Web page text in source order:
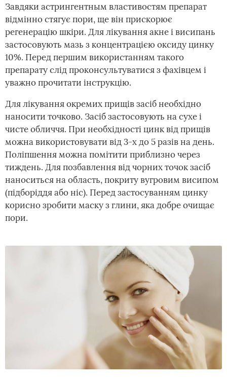
Завдяки астрингентным властивостям препарат
відмінно стягує пори, ще він прискорює
регенерацію шкіри. Для лікування акне і висипань
застосовують мазь з концентрацією оксиду цинку
10%. Перед першим використанням такого
препарату слід проконсультуватися з фахівцем і
уважно прочитати інструкцію.
Для лікування окремих прищів засіб необхідно
наносити точково. Засіб застосовують на сухе і
чисте обличчя. При необхідності цинк від прищів
можна використовувати від 3-х до 5 разів на день.
Поліпшення можна помітити приблизно через
тиждень. Для позбавлення від чорних точок засіб
наноситься на область, покриту вугровим висипом
(підборіддя або ніс). Перед застосуванням цинку
корисно зробити маску з глини, яка добре очищає
пори.